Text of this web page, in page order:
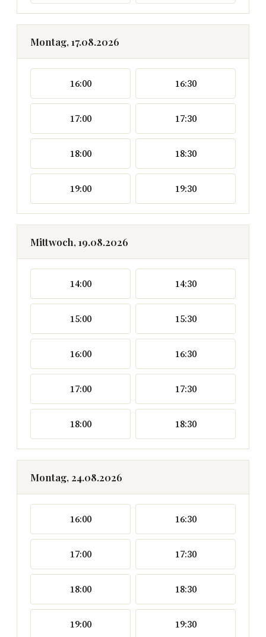
Montag, 17.08.2026
16:00 16:30
17:00 17:30
18:00 18:30
19:00 19:30
Mittwoch, 19.08.2026
14:00 14:30
15:00 15:30
16:00 16:30
17:00 17:30
18:00 18:30
Montag, 24.08.2026
16:00 16:30
17:00 17:30
18:00 18:30
19:00 19:30